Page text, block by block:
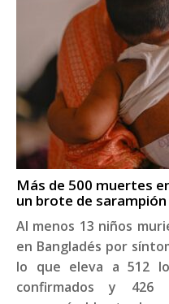
Más de 500 muertes
un brote de
Al menos 13 niños
en Bangladés por
lo que eleva a 512
confirmados y 426